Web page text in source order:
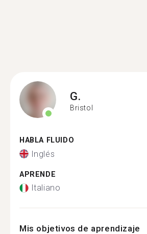
G.
Bristol
HABLA FLUIDO
Inglés
APRENDE
Italiano
Mis objetivos de aprendizaje